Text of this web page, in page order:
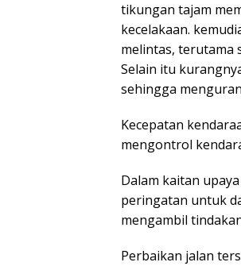
tikungan tajam
kecelakaan.
melintas, terutama
Selain itu
sehingga
Kecepatan
mengontrol
Dalam kaitan
peringatan untuk
mengambil
Perbaikan jalan